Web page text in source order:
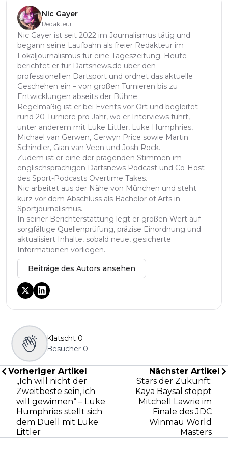
Nic Gayer
Redakteur
Nic Gayer ist seit 2022 im Journalismus tätig und
begann seine Laufbahn als freier Redakteur im
Lokaljournalismus für eine Tageszeitung. Heute
berichtet er für Dartsnews.de über den
professionellen Dartsport und ordnet das aktuelle
Geschehen ein – von großen Turnieren bis zu
Entwicklungen abseits der Bühne.
Regelmäßig ist er bei Events vor Ort und begleitet
rund 20 Turniere pro Jahr, wo er Interviews führt,
unter anderem mit Luke Littler, Luke Humphries,
Michael van Gerwen, Gerwyn Price sowie Martin
Schindler, Gian van Veen und Josh Rock.
Zudem ist er eine der prägenden Stimmen im
englischsprachigen Dartsnews Podcast und Co-Host
des Sport-Podcasts Overtime Takes.
Nic arbeitet aus der Nähe von München und steht
kurz vor dem Abschluss als Bachelor of Arts in
Sportjournalismus.
In seiner Berichterstattung legt er großen Wert auf
sorgfältige Quellenprüfung, präzise Einordnung und
aktualisiert Inhalte, sobald neue, gesicherte
Informationen vorliegen.
Beiträge des Autors ansehen
Klatscht 0
Besucher 0
Vorheriger Artikel
„Ich will nicht der
Zweitbeste sein, ich
will gewinnen“ – Luke
Humphries stellt sich
dem Duell mit Luke
Littler
Nächster Artikel
Stars der Zukunft:
Kaya Baysal stoppt
Mitchell Lawrie im
Finale des JDC
Winmau World
Masters